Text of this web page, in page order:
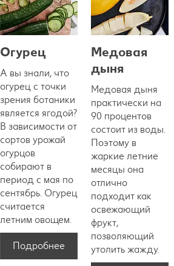
Огурец
А вы знали, что
огурец с точки
зрения ботаники
является ягодой?
В зависимости от
сортов урожай
огурцов
собирают в
период с мая по
сентябрь. Огурец
считается
летним овощем.
Подробнее
Медовая
дыня
Медовая дыня
практически на
90 процентов
состоит из воды.
Поэтому в
жаркие летние
месяцы она
отлично
подходит как
освежающий
фрукт,
позволяющий
утолить жажду.